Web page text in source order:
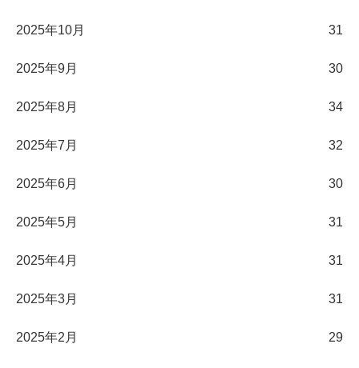
2025年10月 31
2025年9月 30
2025年8月 34
2025年7月 32
2025年6月 30
2025年5月 31
2025年4月 31
2025年3月 31
2025年2月 29